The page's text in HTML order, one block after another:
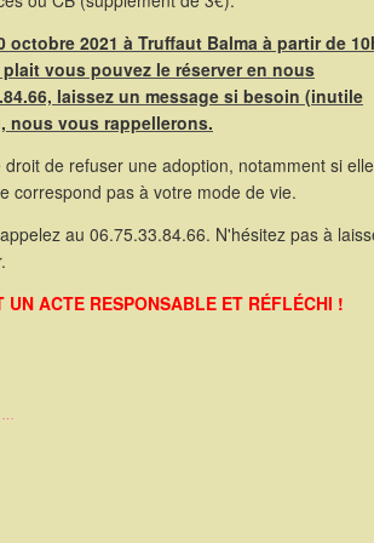
octobre 2021 à Truffaut Balma à partir de
vous pouvez le réserver en nous
laissez un message si besoin (inutile
nous vous rappellerons.
droit de refuser une adoption, notamment si elle
correspond pas à votre mode de vie.
au 06.75.33.84.66. N'hésitez pas à
UN ACTE RESPONSABLE ET RÉFLÉCHI !